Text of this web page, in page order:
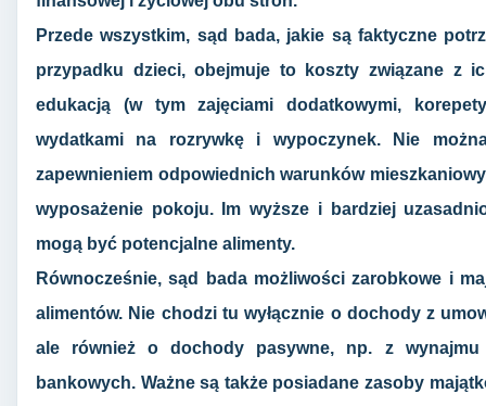
Przede wszystkim, sąd bada, jakie są faktyczne
przypadku dzieci, obejmuje to koszty związane z
edukacją (w tym zajęciami dodatkowymi,
wydatkami na rozrywkę i wypoczynek. Nie
zapewnieniem odpowiednich warunków
wyposażenie pokoju. Im wyższe i bardziej
mogą być potencjalne alimenty.
Równocześnie, sąd bada możliwości zarobkowe i
alimentów. Nie chodzi tu wyłącznie o dochody z
ale również o dochody pasywne, np. z
bankowych. Ważne są także posiadane zasoby